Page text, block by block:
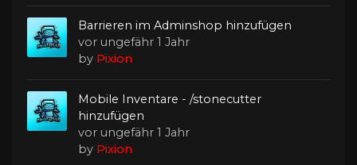
Barrieren im Adminshop hinzufügen
vor ungefähr 1 Jahr
by Pixion
Mobile Inventare - /stonecutter
hinzufügen
vor ungefähr 1 Jahr
by Pixion